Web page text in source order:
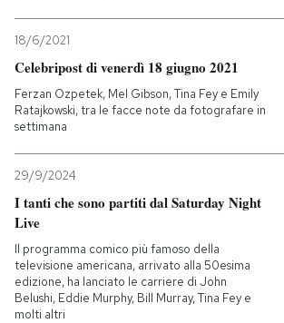
18/6/2021
Celebripost di venerdì 18 giugno 2021
Ferzan Ozpetek, Mel Gibson, Tina Fey e Emily
Ratajkowski, tra le facce note da fotografare in
settimana
29/9/2024
I tanti che sono partiti dal Saturday Night
Live
Il programma comico più famoso della
televisione americana, arrivato alla 50esima
edizione, ha lanciato le carriere di John
Belushi, Eddie Murphy, Bill Murray, Tina Fey e
molti altri